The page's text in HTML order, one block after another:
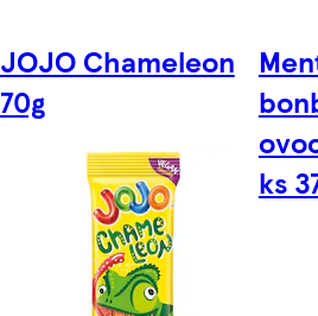
JOJO Chameleon
70g
ks